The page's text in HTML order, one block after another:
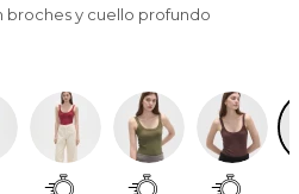
broches y cuello profundo